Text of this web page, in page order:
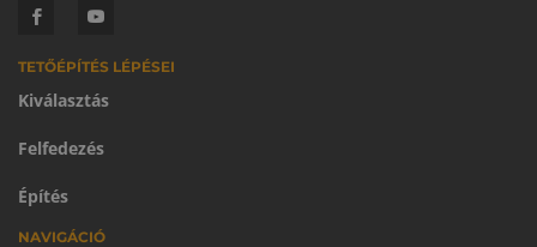
TETŐÉPÍTÉS LÉPÉSEI
Kiválasztás
Felfedezés
Építés
NAVIGÁCIÓ